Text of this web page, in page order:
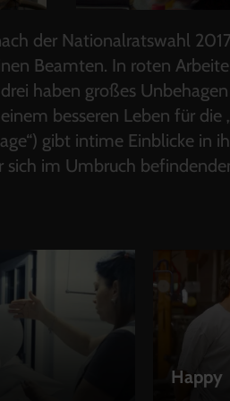
der Nationalratswahl
Beamten. In roten
haben großes Unbehagen
besseren Leben für die
gibt intime Einblicke in
sich im Umbruch
Happy
LEIHEN